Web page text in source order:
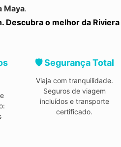
Maya.
Descubra o melhor da Riviera
🛡️ Segurança Total
Viaja com tranquilidade.
Seguros de viagem
incluídos e transporte
certificado.